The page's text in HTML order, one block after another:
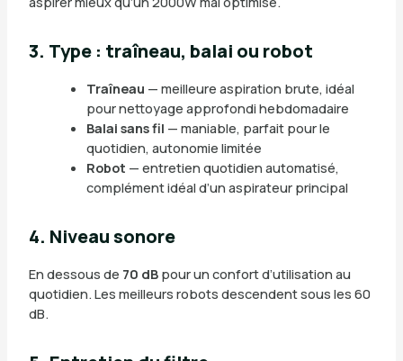
3. Type : traîneau, balai ou robot
Traîneau — meilleure aspiration brute, idéal
pour nettoyage approfondi hebdomadaire
Balai sans fil — maniable, parfait pour le
quotidien, autonomie limitée
Robot — entretien quotidien automatisé,
complément idéal d’un aspirateur principal
4. Niveau sonore
En dessous de 70 dBpour un confort d’utilisation au
quotidien. Les meilleurs robots descendent sous les 60
dB.